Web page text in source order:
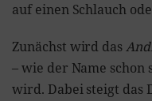
auf einen Schlauch
Zunächst wird das
– wie der Name schon
wird. Dabei steigt das